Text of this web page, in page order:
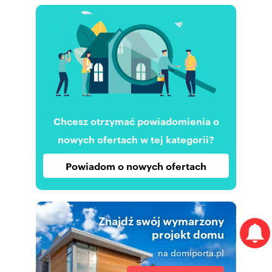
Chcesz otrzymać powiadomienia o
nowych ofertach w tej kategorii?
Powiadom o nowych ofertach
Znajdź swój wymarzony
projekt domu
na domiporta.pl